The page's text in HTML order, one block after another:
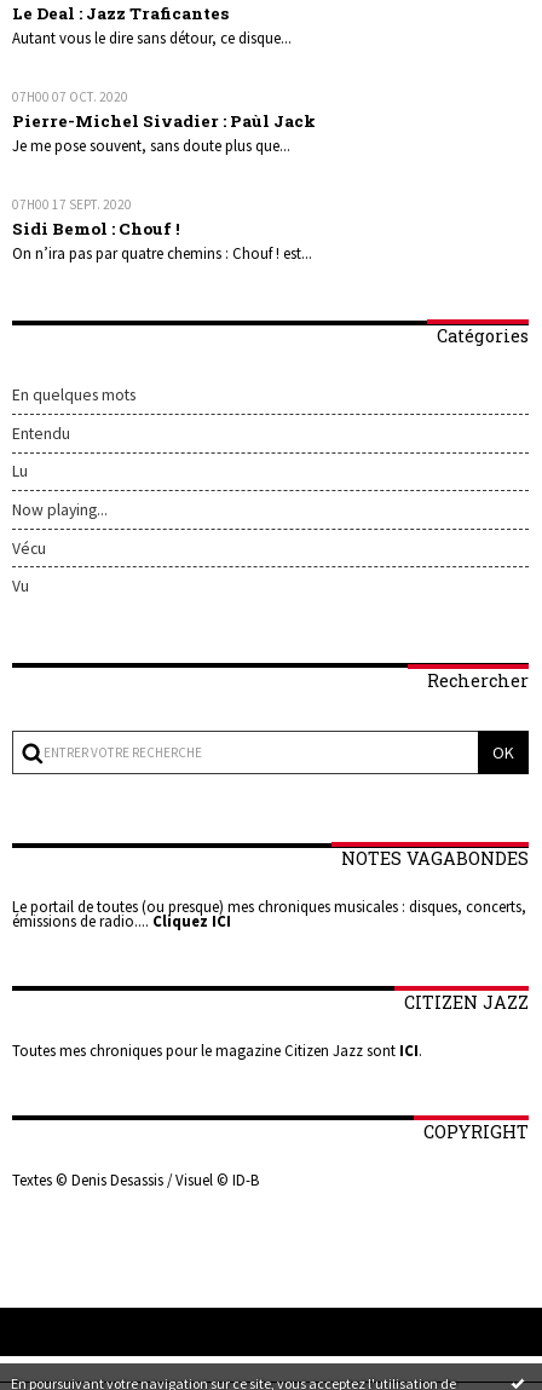
En poursuivant votre navigation sur ce site, vous acceptez l'utilisation de
Le Deal : Jazz Traficantes
Autant vous le dire sans détour, ce disque...
07H00 07 OCT. 2020
Pierre-Michel Sivadier : Paùl Jack
Je me pose souvent, sans doute plus que...
07H00 17 SEPT. 2020
Sidi Bemol : Chouf !
On n’ira pas par quatre chemins : Chouf ! est...
Catégories
En quelques mots
Entendu
Lu
Now playing...
Vécu
Vu
Rechercher
NOTES VAGABONDES
Le portail de toutes (ou presque) mes chroniques musicales : disques, concerts,
émissions de radio.... Cliquez ICI
CITIZEN JAZZ
Toutes mes chroniques pour le magazine Citizen Jazz sont ICI.
COPYRIGHT
Textes © Denis Desassis / Visuel © ID-B